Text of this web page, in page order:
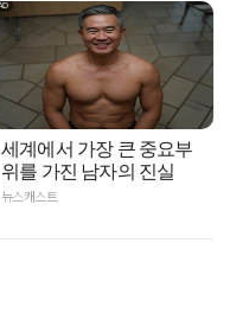
세계에서 가장 큰 중요부
위를 가진 남자의 진실
뉴스캐스트